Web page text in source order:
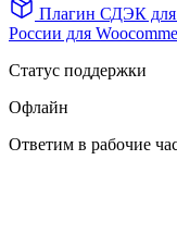
Плагин СДЭК для
России для
Статус поддержки
Офлайн
Ответим в рабочие